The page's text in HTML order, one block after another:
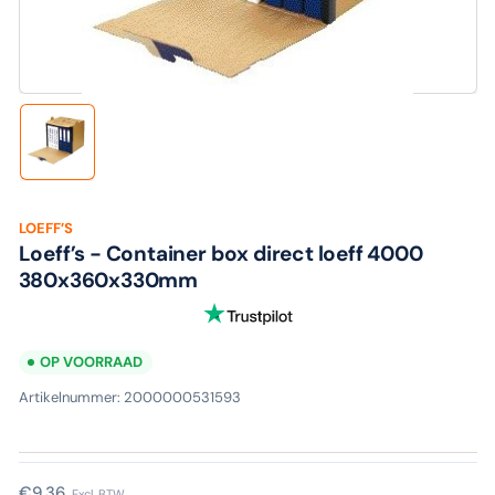
media
1
in
modaal
Laad
afbeelding
galerijweergave
LOEFF’S
Loeff’s - Container box direct loeff 4000
380x360x330mm
OP VOORRAAD
Artikelnummer: 2000000531593